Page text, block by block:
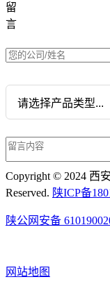
留
言
Copyright © 2024 西
Reserved. 陕ICP备
陕公网安备
网站地图